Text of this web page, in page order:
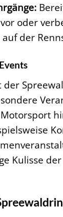
oder
der
Kulisse